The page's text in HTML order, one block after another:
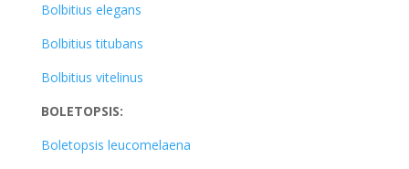
Bolbitius elegans
Bolbitius titubans
Bolbitius vitelinus
BOLETOPSIS:
Boletopsis leucomelaena